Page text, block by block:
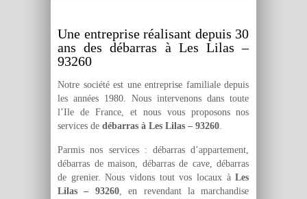
Une entreprise réalisant depuis 30
ans des débarras à Les Lilas –
93260
Notre société est une entreprise familiale depuis
les années 1980. Nous intervenons dans toute
l’Ile de France, et nous vous proposons nos
services de débarras à Les Lilas – 93260.
Parmis nos services : débarras d’appartement,
débarras de maison, débarras de cave, débarras
de grenier. Nous vidons tout vos locaux àLes
Lilas – 93260, en revendant la marchandise